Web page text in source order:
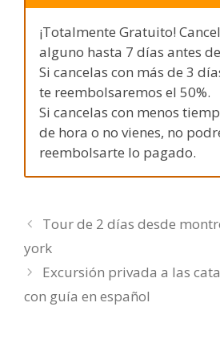
¡Totalmente Gratuito!
alguno hasta 7 días antes
Si cancelas con más de 3
te reembolsaremos el 50%.
Si cancelas con menos
de hora o no vienes, no
reembolsarte lo pagado.
Tour de 2 días desde
york
Excursión privada a las
con guía en español